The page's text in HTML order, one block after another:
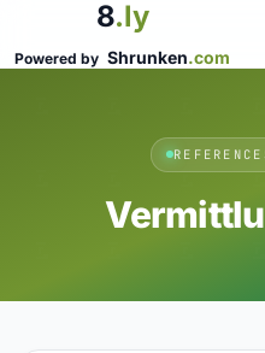
8.ly
Powered by Shrunken.com